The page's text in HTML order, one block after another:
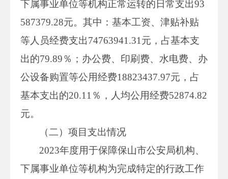
下属事业单位等机构正常运转的日常支出93
587379.28元。其中：基本工资、津贴补贴
等人员经费支出74763941.31元，占基本支
出的79.89％；办公费、印刷费、水电费、办
公设备购置等公用经费18823437.97元，占
基本支出的20.11％，人均公用经费52874.82
元。
（二）项目支出情况
2023年度用于保障保山市公安局机构、
下属事业单位等机构为完成特定的行政工作